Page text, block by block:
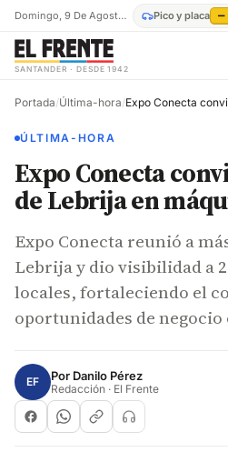
Domingo, 9 De Agosto De 2026 Pico y placa —
SANTANDER · DESDE 1942
Portada/Última-hora/
ÚLTIMA-HORA
Expo Conecta
de Lebrija en
Expo Conecta reunió a
Lebrija y dio visibilidad a
locales, fortaleciendo el
oportunidades de
EF Por Danilo Pérez
Redacción · El Frente